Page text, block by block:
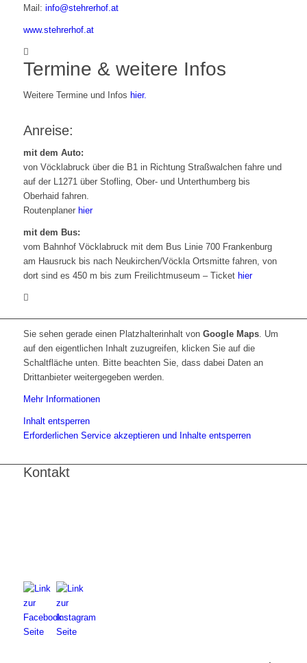
Mail: info@stehrerhof.at
www.stehrerhof.at
Termine & weitere Infos
Weitere Termine und Infos hier.
Anreise:
mit dem Auto:
von Vöcklabruck über die B1 in Richtung Straßwalchen fahre und
auf der L1271 über Stofling, Ober- und Unterthumberg bis
Oberhaid fahren.
Routenplaner hier
mit dem Bus:
vom Bahnhof Vöcklabruck mit dem Bus Linie 700 Frankenburg
am Hausruck bis nach Neukirchen/Vöckla Ortsmitte fahren, von
dort sind es 450 m bis zum Freilichtmuseum – Ticket hier
Sie sehen gerade einen Platzhalterinhalt von Google Maps. Um
auf den eigentlichen Inhalt zuzugreifen, klicken Sie auf die
Schaltfläche unten. Bitte beachten Sie, dass dabei Daten an
Drittanbieter weitergegeben werden.
Mehr Informationen
Inhalt entsperren
Erforderlichen Service akzeptieren und Inhalte entsperren
Kontakt